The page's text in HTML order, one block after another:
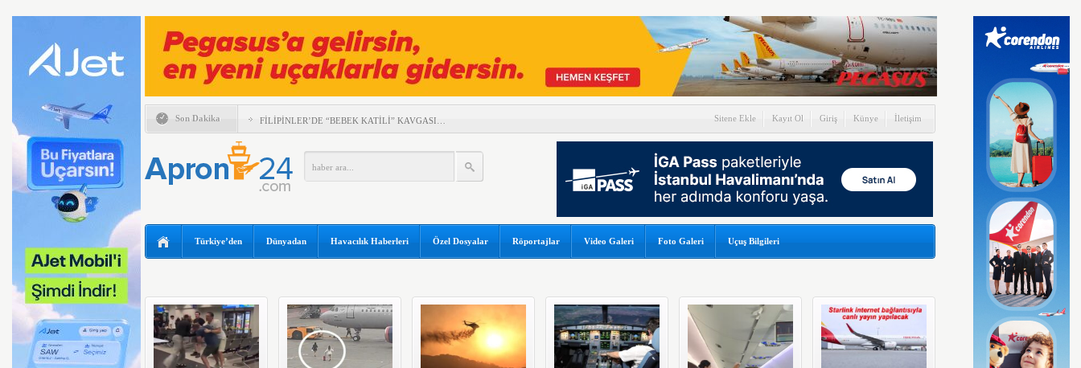
Son Dakika FİLİPİNLER’DE “BEBEK KATİLİ” KAVGASI…
YILLARINA BAKIŞ
UÇUŞU KAÇIRAN 2 YOLCU APRONDAN BİNMEK
İSTEDİ
SOKACAK
UÇAĞIN TAVANINDAN DAMLAYAN SUYA PEÇETELİ
DEĞERLENDİRDİ
SUNEXPRESS’TEN GÜNLÜK YOLCU REKORU!
IBERYA HAVAYOLLARI GÜNEŞ TUTULMASI İÇİN
ÖZEL UÇUŞ DÜZENLİYOR
Sitene Ekle Kayıt Ol Giriş Künye İletişim
Türkiye’den Dünyadan Havacılık Haberleri Özel Dosyalar Röportajlar Video Galeri Foto Galeri Uçuş Bilgileri